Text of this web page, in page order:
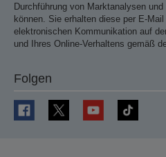
Durchführung von Marktanalysen
können. Sie erhalten diese per E-
elektronischen Kommunikation auf
und Ihres Online-Verhaltens gemäß
Folgen